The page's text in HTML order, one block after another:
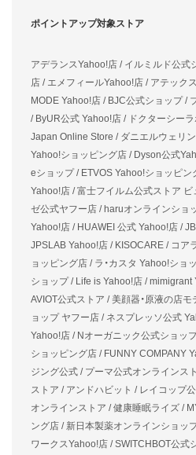
ポイントアップ対象ストア
アデランスYahoo!店 / イルミルド公式
店 / エメフィールYahoo!店 / アテック
MODE Yahoo!店 / BJC公式ショップ /
/ ByUR公式 Yahoo!店 / ドクターシー
Japan Online Store / ダニエルウェリ
Yahoo!ショッピング店 / Dyson公式
eショップ / ETVOS Yahoo!ショッピ
Yahoo!店 / 富士フイルム公式ストア
ゼ公式ヤフー店 / haruオンラインショ
Yahoo!店 / HUAWEI 公式 Yahoo!店 /
JPSLAB Yahoo!店 / KISOCARE / コア
ョッピング店 / ラ・カスタ Yahoo!ショ
ショップ / Life is Yahoo!店 / mimigrant
AVIOT公式ストア / 美顔器・原液の店
ョップ ヤフー店 / ネスプレッソ公式
Yahoo!店 / Nオーガニック公式ショッ
ショッピング店 / FUNNY COMPANY
ジング公式 / プーマ公式オンラインス
ストア / アンドハビット / レイコップ
オンラインストア / 健康睡眠ライズ /
ング店 / 新日本製薬オンラインショッ
ワークスYahoo!店 / SWITCHBOT公式